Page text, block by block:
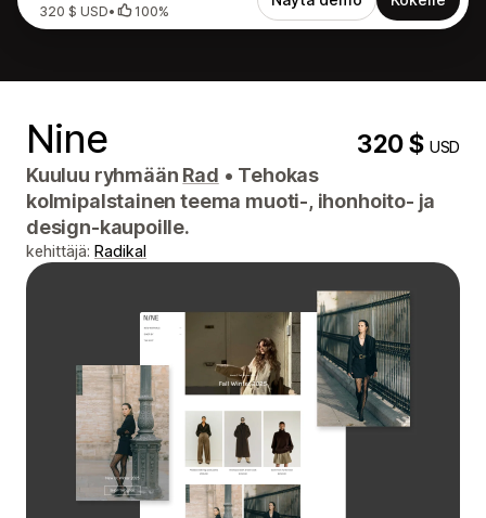
320 $ USD• 100%
Nine 320 $USD
Kuuluu ryhmään Rad • Tehokas
kolmipalstainen teema muoti-, ihonhoito- ja
design-kaupoille.
kehittäjä: Radikal